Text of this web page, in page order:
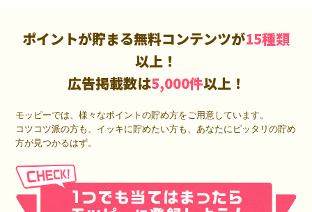
ポイントが貯まる無料コンテンツが15種類
以上！
広告掲載数は5,000件以上！
モッピーでは、様々なポイントの貯め方をご用意しています。
コツコツ派の方も、イッキに貯めたい方も、あなたにピッタリの貯め
方が見つかるはず。